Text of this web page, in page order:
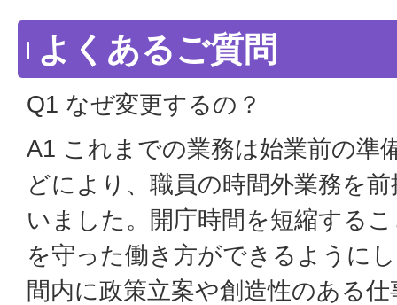
よくあるご質問
Q1 なぜ変更するの？
A1 これまでの業務は始業前の準
どにより、職員の時間外業務を
いました。開庁時間を短縮する
を守った働き方ができるように
間内に政策立案や創造性のある